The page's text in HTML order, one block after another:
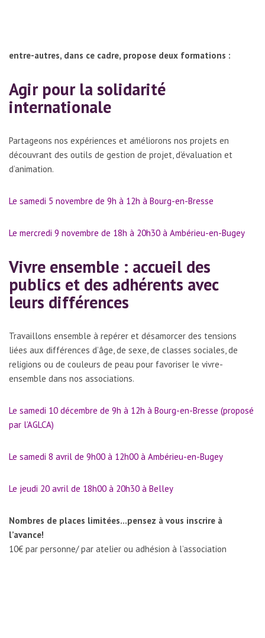
entre-autres, dans ce cadre, propose deux formations :
Agir pour la solidarité
internationale
Partageons nos expériences et améliorons nos projets en
découvrant des outils de gestion de projet, d’évaluation et
d’animation.
Le samedi 5 novembre de 9h à 12h à Bourg-en-Bresse
Le mercredi 9 novembre de 18h à 20h30 à Ambérieu-en-Bugey
Vivre ensemble : accueil des
publics et des adhérents avec
leurs différences
Travaillons ensemble à repérer et désamorcer des tensions
liées aux différences d’âge, de sexe, de classes sociales, de
religions ou de couleurs de peau pour favoriser le vivre-
ensemble dans nos associations.
Le samedi 10 décembre de 9h à 12h à Bourg-en-Bresse (proposé
par l’AGLCA)
Le samedi 8 avril de 9h00 à 12h00 à Ambérieu-en-Bugey
Le jeudi 20 avril de 18h00 à 20h30 à Belley
Nombres de places limitées…pensez à vous inscrire à
l’avance!
10€ par personne/ par atelier ou adhésion à l’association